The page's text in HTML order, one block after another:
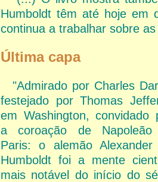
Humboldt têm até hoje em
continua a trabalhar sobre
Última capa
"Admirado por Charles
festejado por Thomas
em Washington, convidado
a coroação de
Paris: o alemão Alexander
Humboldt foi a mente
mais notável do início do